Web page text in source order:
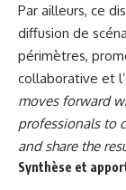
Par ailleurs, ce
diffusion de
périmètres,
collaborative et
moves forward
professionals to
and share the
Synthèse et